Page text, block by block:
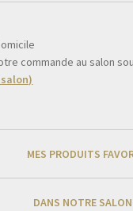
commande au salon
MES PRODUITS
DANS NOTRE